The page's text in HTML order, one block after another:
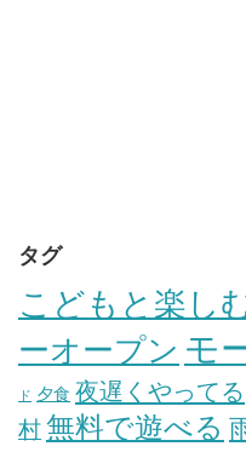
タグ
こどもと楽し
ーオープン モ
ド 夕食 夜遅くやってる
村無料で遊べる